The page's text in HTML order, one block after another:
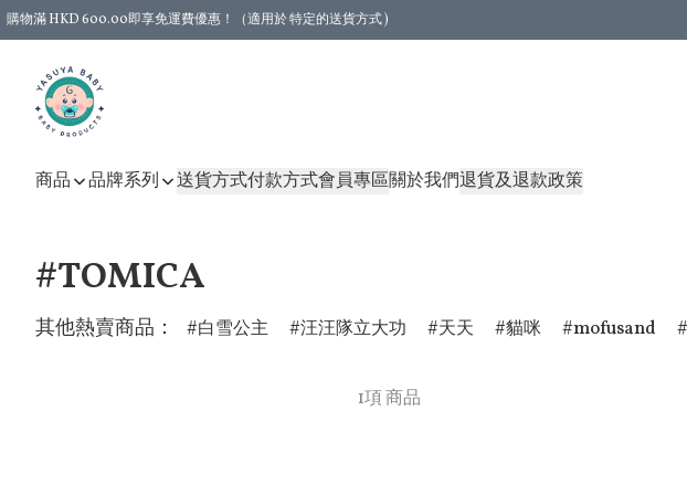
購物滿 HKD 600.00即享免運費優惠！（適用於 特定的送貨方式 )
商品 品牌系列 送貨方式付款方式會員專區關於我們退貨及退款政策
#TOMICA
其他熱賣商品： 白雪公主 汪汪隊立大功 天天 貓咪 mofusand
1項 商品